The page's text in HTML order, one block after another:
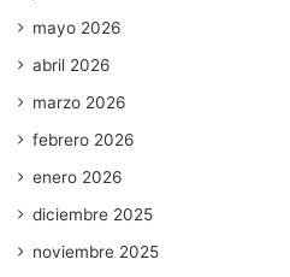
mayo 2026
abril 2026
marzo 2026
febrero 2026
enero 2026
diciembre 2025
noviembre 2025